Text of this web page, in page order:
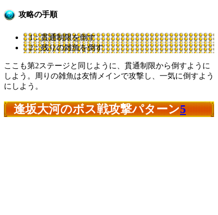
攻略の手順
1：貫通制限を倒す
2：残りの雑魚を倒す
ここも第2ステージと同じように、貫通制限から倒すように
しよう。周りの雑魚は友情メインで攻撃し、一気に倒すよう
にしよう。
逢坂大河のボス戦攻撃パターン5